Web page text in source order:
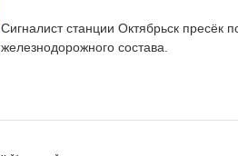
Сигналист станции Октябрьск пресёк
железнодорожного состава.